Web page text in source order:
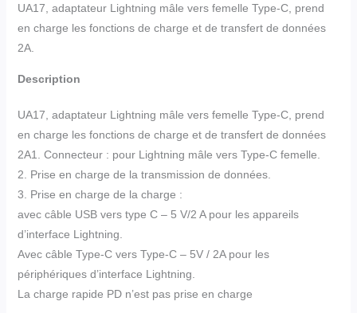
UA17, adaptateur Lightning mâle vers femelle Type-C, prend
en charge les fonctions de charge et de transfert de données
2A.
Description
UA17, adaptateur Lightning mâle vers femelle Type-C, prend
en charge les fonctions de charge et de transfert de données
2A1. Connecteur : pour Lightning mâle vers Type-C femelle.
2. Prise en charge de la transmission de données.
3. Prise en charge de la charge :
avec câble USB vers type C – 5 V/2 A pour les appareils
d’interface Lightning.
Avec câble Type-C vers Type-C – 5V / 2A pour les
périphériques d’interface Lightning.
La charge rapide PD n’est pas prise en charge